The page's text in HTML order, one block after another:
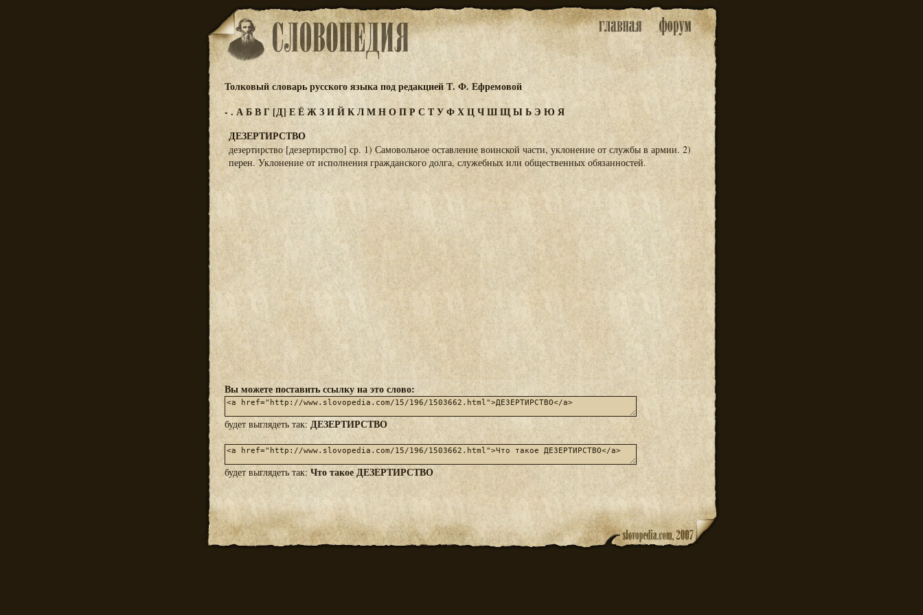
Толковый словарь русского языка под редакцией Т. Ф. Ефремовой
-. АБВГ[Д] ЕЁЖЗИЙКЛМНОПР С ТУФХЦЧШЩЫЬ Э Ю Я
ДЕЗЕРТИРСТВО
дезертирство [дезертирство] ср. 1) Самовольное оставление воинской части, уклонение от службы в армии. 2)
перен. Уклонение от исполнения гражданского долга, служебных или общественных обязанностей.
Вы можете поставить ссылку на это слово:
будет выглядеть так: ДЕЗЕРТИРСТВО
будет выглядеть так:Что такое ДЕЗЕРТИРСТВО